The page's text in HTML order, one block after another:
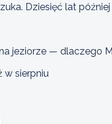
Dziesięć lat
jeziorze — dlaczego
w sierpniu